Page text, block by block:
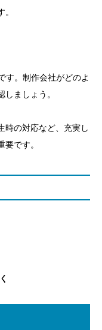
す。制作会社がどのよ
ましょう。
時の対応など、充実し
です。